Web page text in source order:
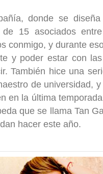
donde se
15 asociados entre
conmigo, y durante
y poder estar con
También hice una
de universidad,
en la última
que se llama Tan
hacer este año.